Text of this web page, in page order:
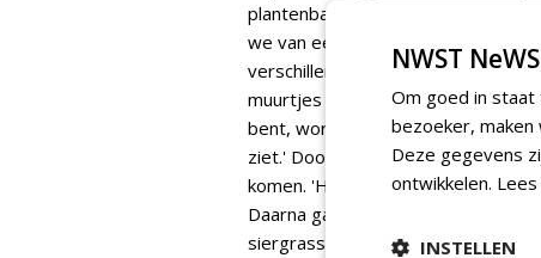
plantenbakken. Deze muurtjes en
we van een klant uit Nootdorp de
verschillende hoekjes op te delen
muurtjes en plantenbakken schep
bent, worden je ogen naar de
ziet.' Door de seizoenen heen zie
komen. 'Het begint in het voorjaar
Daarna gaat de aandacht uit naar
siergrassen in het oog. Zo biedt elk
NWST
Om goed in staat
bezoeker, maken
Deze gegevens
ontwikkelen.
INSTELLEN